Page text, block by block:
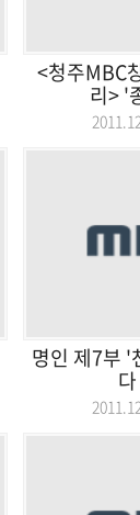
<청주MBC
리> '
명인 제7부 '